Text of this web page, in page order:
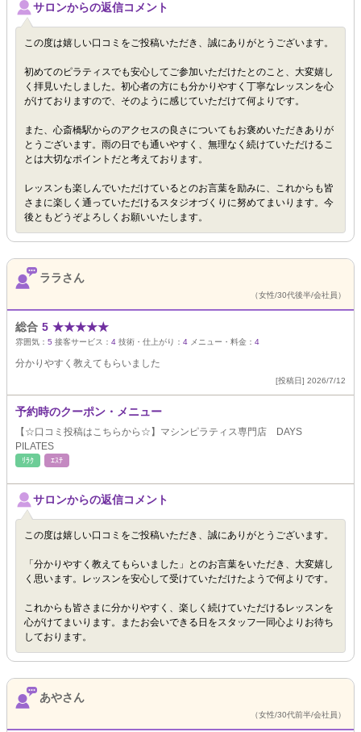
サロンからの返信コメント
この度は嬉しい口コミをご投稿いただき、誠にありがとうございます。
初めてのピラティスでも安心してご参加いただけたとのこと、大変嬉し
く拝見いたしました。初心者の方にも分かりやすく丁寧なレッスンを心
がけておりますので、そのように感じていただけて何よりです。
また、心斎橋駅からのアクセスの良さについてもお褒めいただきありが
とうございます。雨の日でも通いやすく、無理なく続けていただけるこ
とは大切なポイントだと考えております。
レッスンも楽しんでいただけているとのお言葉を励みに、これからも皆
さまに楽しく通っていただけるスタジオづくりに努めてまいります。今
後ともどうぞよろしくお願いいたします。
ララさん
（女性/30代後半/会社員）
総合 5 ★★★★★
雰囲気： 5 接客サービス： 4 技術・仕上がり： 4 メニュー・料金： 4
分かりやすく教えてもらいました
[投稿日] 2026/7/12
予約時のクーポン・メニュー
【☆口コミ投稿はこちらから☆】マシンピラティス専門店 DAYS
PILATES
ﾘﾗｸ ｴｽﾃ
サロンからの返信コメント
この度は嬉しい口コミをご投稿いただき、誠にありがとうございます。
「分かりやすく教えてもらいました」とのお言葉をいただき、大変嬉し
く思います。レッスンを安心して受けていただけたようで何よりです。
これからも皆さまに分かりやすく、楽しく続けていただけるレッスンを
心がけてまいります。またお会いできる日をスタッフ一同心よりお待ち
しております。
あやさん
（女性/30代前半/会社員）